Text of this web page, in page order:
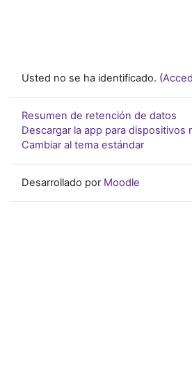
Usted no se ha identificado. (
Resumen de retención de datos
Descargar la app para dispositivos
Cambiar al tema estándar
Desarrollado por Moodle